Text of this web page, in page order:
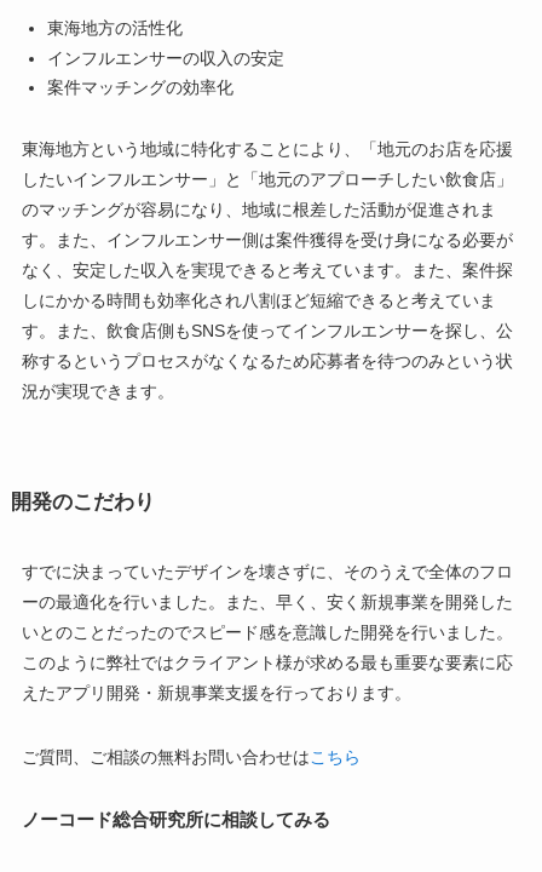
東海地方の活性化
インフルエンサーの収入の安定
案件マッチングの効率化
東海地方という地域に特化することにより、「地元のお店を応援
したいインフルエンサー」と「地元のアプローチしたい飲食店」
のマッチングが容易になり、地域に根差した活動が促進されま
す。また、インフルエンサー側は案件獲得を受け身になる必要が
なく、安定した収入を実現できると考えています。また、案件探
しにかかる時間も効率化され八割ほど短縮できると考えていま
す。また、飲食店側もSNSを使ってインフルエンサーを探し、公
称するというプロセスがなくなるため応募者を待つのみという状
況が実現できます。
開発のこだわり
すでに決まっていたデザインを壊さずに、そのうえで全体のフロ
ーの最適化を行いました。また、早く、安く新規事業を開発した
いとのことだったのでスピード感を意識した開発を行いました。
このように弊社ではクライアント様が求める最も重要な要素に応
えたアプリ開発・新規事業支援を行っております。
ご質問、ご相談の無料お問い合わせはこちら
ノーコード総合研究所に相談してみる